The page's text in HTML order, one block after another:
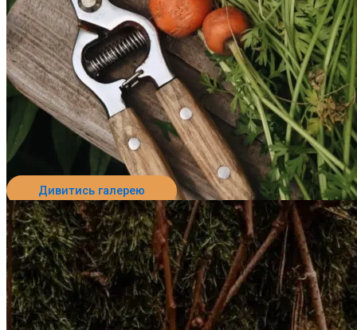
Перейти до пансіонату
Дивитись галерею